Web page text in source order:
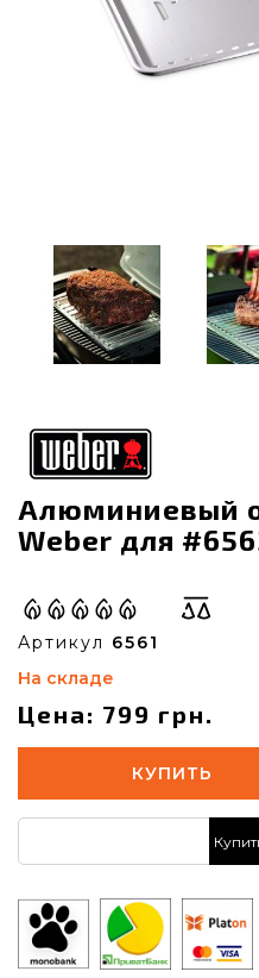
Алюминиевый
Weber для
Артикул 6561
На складе
Цена: 799 грн.
КУПИТЬ